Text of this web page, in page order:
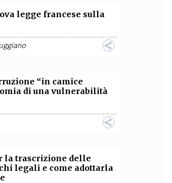
legge francese sulla
“in camice
di una vulnerabilità
la trascrizione delle
legali e come adottarla